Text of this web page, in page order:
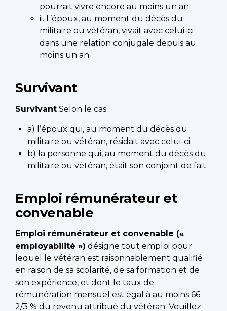
pourrait vivre encore au moins un an;
ii. L’époux, au moment du décès du
militaire ou vétéran, vivait avec celui-ci
dans une relation conjugale depuis au
moins un an.
Survivant
Survivant Selon le cas :
a) l’époux qui, au moment du décès du
militaire ou vétéran, résidait avec celui-ci;
b) la personne qui, au moment du décès du
militaire ou vétéran, était son conjoint de fait.
Emploi rémunérateur et
convenable
Emploi rémunérateur et convenable («
employabilité ») désigne tout emploi pour
lequel le vétéran est raisonnablement qualifié
en raison de sa scolarité, de sa formation et de
son expérience, et dont le taux de
rémunération mensuel est égal à au moins 66
2/3 % du revenu attribué du vétéran. Veuillez